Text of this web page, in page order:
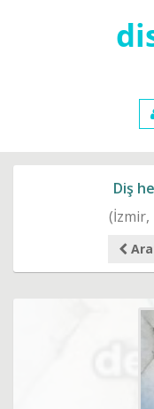
Diş
(İzmir,